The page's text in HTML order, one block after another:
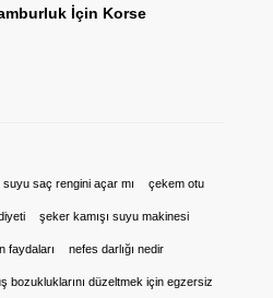
İçin Korse
suyu saç rengini açar mı çekem otu
şeker kamışı suyu makinesi
faydaları nefes darlığı nedir
bozukluklarını düzeltmek için egzersiz